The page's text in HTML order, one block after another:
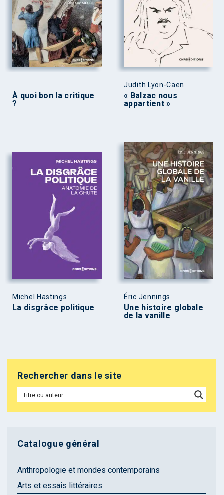
À quoi bon la critique
?
Judith Lyon-Caen
« Balzac nous
appartient »
Michel Hastings
La disgrâce politique
Éric Jennings
Une histoire globale
de la vanille
Rechercher dans le site
Catalogue général
Anthropologie et mondes contemporains
Arts et essais littéraires